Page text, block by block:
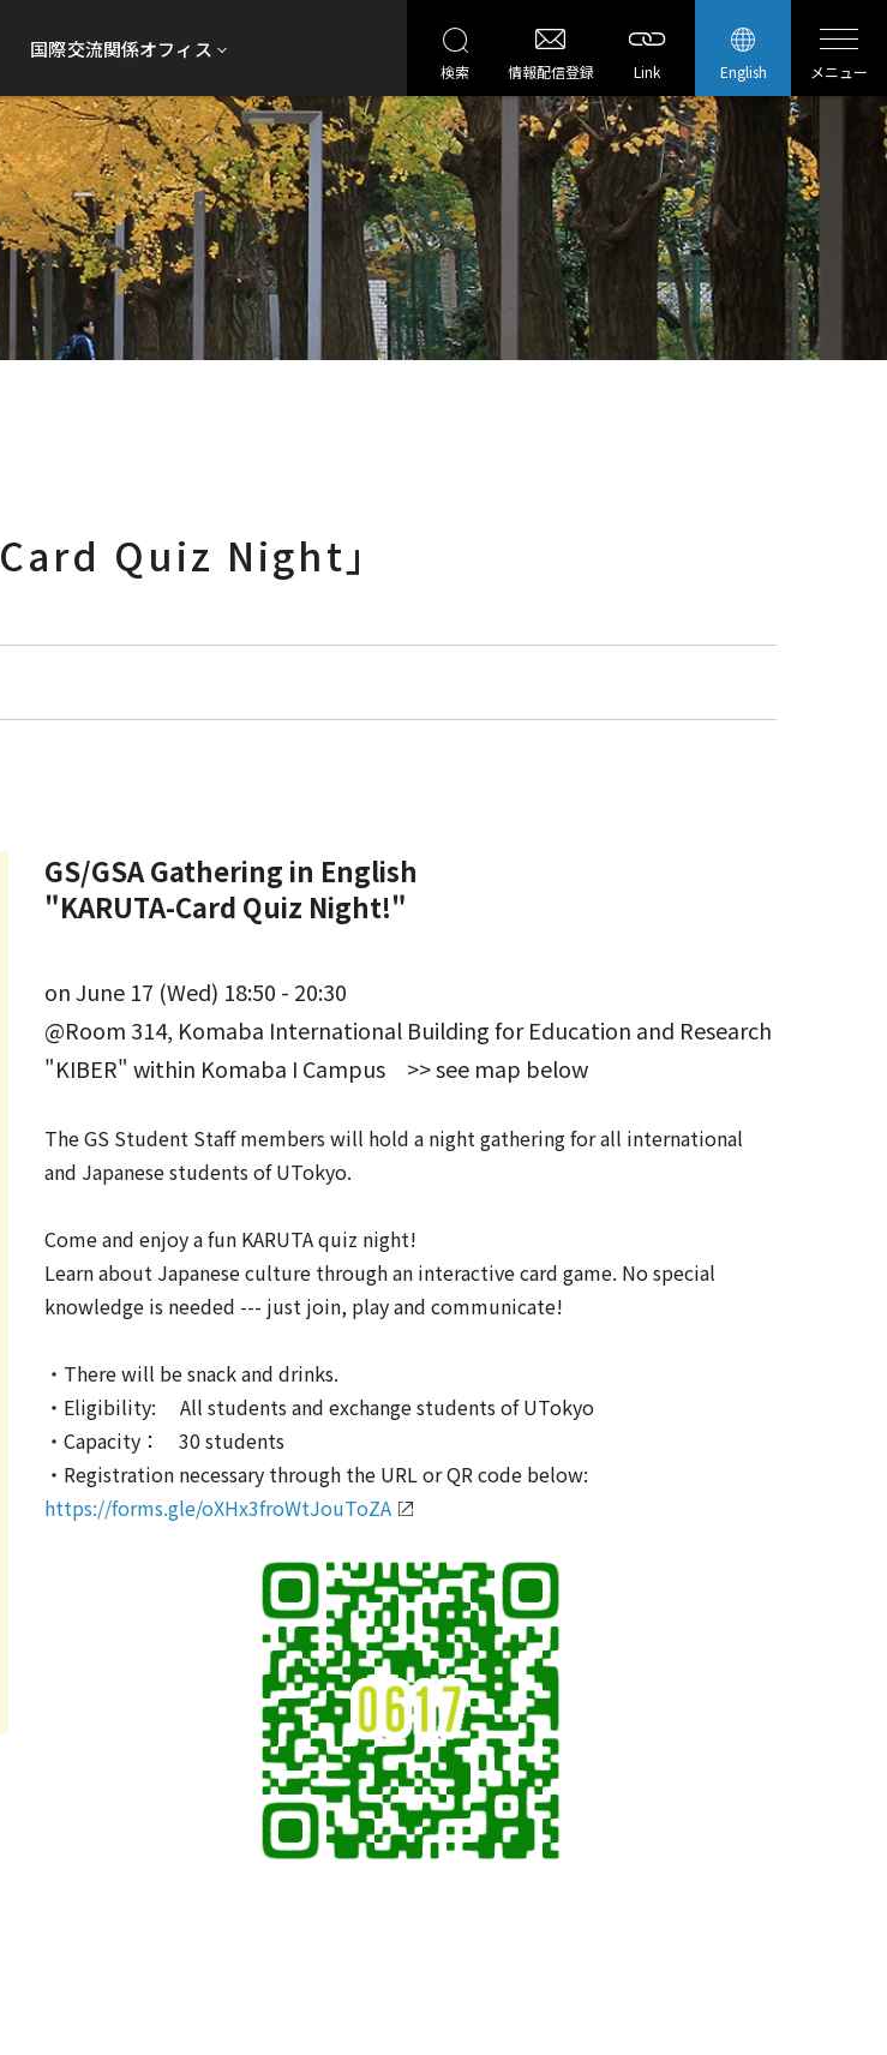
国際交流関係オフィス
検索 情報配信登録 Link English メニュー
Quiz Night」
GS/GSA Gathering in English
"KARUTA-Card Quiz Night!"
on June 17 (Wed) 18:50 - 20:30
@Room 314, Komaba International Building for Education and Research
"KIBER" within Komaba I Campus >> see map below
The GS Student Staff members will hold a night gathering for all international
and Japanese students of UTokyo.
Come and enjoy a fun KARUTA quiz night!
Learn about Japanese culture through an interactive card game. No special
knowledge is needed --- just join, play and communicate!
・There will be snack and drinks.
・Eligibility: All students and exchange students of UTokyo
・Capacity： 30 students
・Registration necessary through the URL or QR code below:
https://forms.gle/oXHx3froWtJouToZA